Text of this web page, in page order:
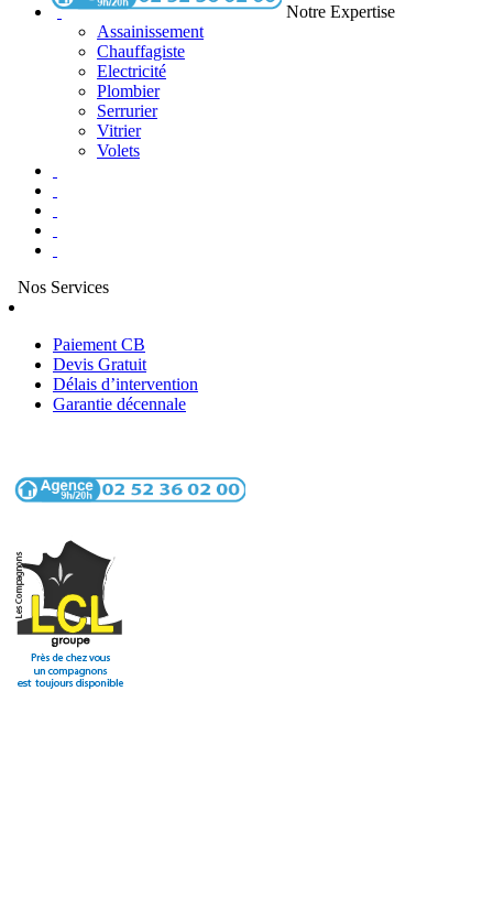
Notre Expertise
Assainissement
Chauffagiste
Electricité
Plombier
Serrurier
Vitrier
Volets
Nos Services
Paiement CB
Devis Gratuit
Délais d’intervention
Garantie décennale